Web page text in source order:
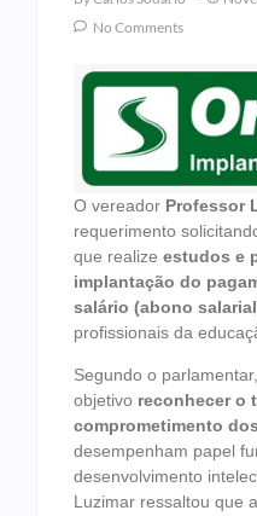
No Comments
O vereador Professor
requerimento
que realize estudos e
implantação do
salário (abono
profissionais da
Segundo o
objetivo reconhecer o
comprometimento
desempenham papel
desenvolvimento
Luzimar ressaltou que